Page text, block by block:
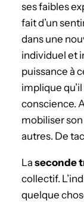
ses faibles
fait d’un
dans une
individuel et
puissance à
implique
conscience.
mobiliser
autres. De
La seconde
collectif.
quelque